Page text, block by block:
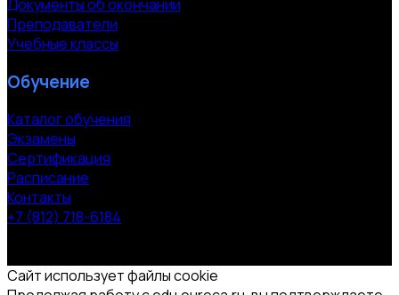
Документы об окончании
Преподаватели
Учебные классы
Обучение
Каталог обучения
Экзамены
Сертификация
Расписание
Контакты
+7 (812) 718-6184
Сайт использует файлы cookie